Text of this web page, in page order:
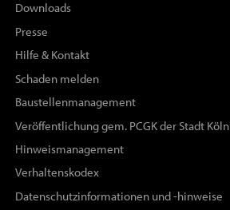
Downloads
Presse
Hilfe & Kontakt
Schaden melden
Baustellenmanagement
Veröffentlichung gem. PCGK der Stadt Köln
Hinweismanagement
Verhaltenskodex
Datenschutzinformationen und -hinweise